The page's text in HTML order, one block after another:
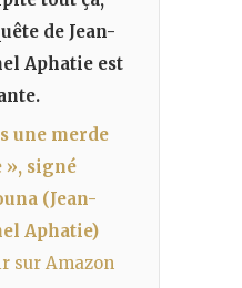
de Jean-
Aphatie est
une merde
», signé
(Jean-
Aphatie)
sur Amazon